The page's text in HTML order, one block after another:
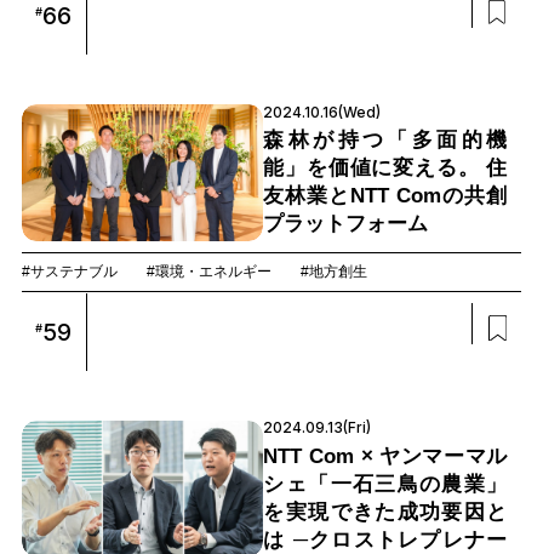
#66
2024.10.16(Wed)
森林が持つ「多面的機
能」を価値に変える。 住
友林業とNTT Comの共創
プラットフォーム
#サステナブル #環境・エネルギー #地方創生
#59
2024.09.13(Fri)
NTT Com × ヤンマーマル
シェ「一石三鳥の農業」
を実現できた成功要因と
は ─クロストレプレナー